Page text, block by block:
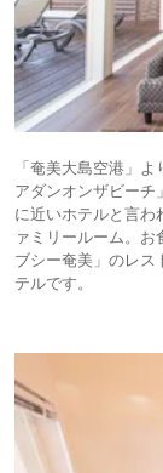
「奄美大島空港」
アダンオンザビーチ
に近いホテルと言わ
ァミリールーム。
ブシー奄美」のレス
テルです。